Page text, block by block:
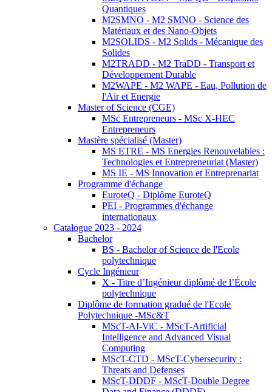
Quantiques
M2SMNO - M2 SMNO - Science des
Matériaux et des Nano-Objets
M2SOLIDS - M2 Solids - Mécanique des
Solides
M2TRADD - M2 TraDD - Transport et
Développement Durable
M2WAPE - M2 WAPE - Eau, Pollution de
l'Air et Energie
Master of Science (CGE)
MSc Entrepreneurs - MSc X-HEC
Entrepreneurs
Mastère spécialisé (Master)
MS ETRE - MS Energies Renouvelables :
Technologies et Entrepreneuriat (Master)
MS IE - MS Innovation et Entreprenariat
Programme d'échange
EuroteQ - Diplôme EuroteQ
PEI - Programmes d'échange
internationaux
Catalogue 2023 - 2024
Bachelor
BS - Bachelor of Science de l'Ecole
polytechnique
Cycle Ingénieur
X - Titre d’Ingénieur diplômé de l’École
polytechnique
Diplôme de formation gradué de l'Ecole
Polytechnique -MSc&T
MScT-AI-ViC - MScT-Artificial
Intelligence and Advanced Visual
Computing
MScT-CTD - MScT-Cybersecurity :
Threats and Defenses
MScT-DDDF - MScT-Double Degree